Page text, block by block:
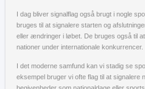
I dag bliver signalflag også brugt i nogle
bruges til at signalere starten og
eller ændringer i løbet. De bruges også til
nationer under internationale konkurrencer.
I det moderne samfund kan vi stadig se
eksempel bruger vi ofte flag til at signalere